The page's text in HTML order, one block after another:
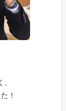
！